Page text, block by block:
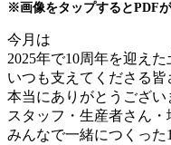
※画像をタップするとPDF
今月は
2025年で10周年を迎え
いつも支えてくださる皆
本当にありがとうござい
スタッフ・生産者さん・
みんなで一緒につくった